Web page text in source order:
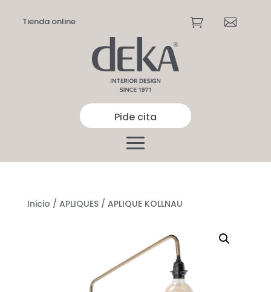
Tienda online  
Pide cita
Inicio / APLIQUES/ APLIQUE KOLLNAU